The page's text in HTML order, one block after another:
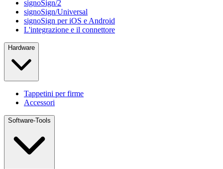
signoSign/2
signoSign/Universal
signoSign per iOS e Android
L'integrazione e il connettore
Hardware
Tappetini per firme
Accessori
Software-Tools